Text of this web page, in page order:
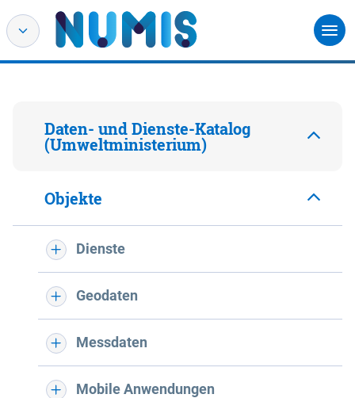
Daten- und Dienste-Katalog
(Umweltministerium)
Objekte
Dienste
Geodaten
Messdaten
Mobile Anwendungen